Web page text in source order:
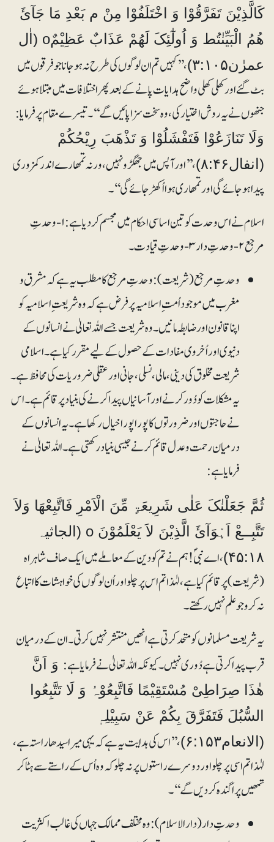
کَالَّذِیْنَ تَفَرَّقُوْا وَ اخْتَلَفُوْا مِنْ م بَعْدِ مَا جَآئَ
ھُمُ الْبَیِّنٰتُط وَ اُولٰٓئِکَ لَھُمْ عَذَابٌ عَظِیْمٌo (اٰل
عمرٰن۳:۱۰۵)
، ’’کہیں تم ان لوگوں کی طرح نہ ہوجانا جو فرقوں میں
بٹ گئے اور کھلی کھلی واضح ہدایات پانے کے بعد پھر اختلافات میں مبتلا ہوئے
جنھوں نے یہ روش اختیار کی، وہ سخت سزا پائیں گے‘‘۔تیسرے مقام پر فرمایا:
وَلَا تَنَازَعُوْا فَتَفْشَلُوْا وَ تَذْھَبَ رِیْحُکُمْ
(انفال۸:۴۶)
، ’’اور آپس میں جھگڑو نہیں، ورنہ تمھارے اندر کمزوری
پیدا ہوجائے گی اور تمھاری ہوا اُکھڑ جائے گی‘‘۔
اسلام نے اس وحدت کو تین اساسی احکام میں مجسم کردیا ہے: ۱- وحدتِ
مرجع ۲- وحدتِ دار ۳-وحدتِ قیادت۔
وحدتِ مرجع (شریعت): وحدتِ مرجع کا مطلب یہ ہے کہ مشرق و
مغرب میں موجود اُمت ِ اسلامیہ پر فرض ہے کہ وہ شریعت ِ اسلامیہ کو
اپنا قانون اور ضابطہ مانیں۔ وہ شریعت جسے اللہ تعالیٰ نے انسانوں کے
دنیوی اور اُخروی مفادات کے حصول کے لیے مقرر کیا ہے۔ اسلامی
شریعت مخلوق کی دینی، مالی، نسلی، جانی اور عقلی ضروریات کی محافظ ہے۔
یہ مشکلات کو دُور کرنے اور آسانیاں پیدا کرنے کی بنیاد پر قائم ہے۔ اس
نے حاجتوں اور ضرورتوں کا پورا پورا خیال رکھا ہے۔ یہ انسانوں کے
درمیان رحمت و عدل قائم کرنے جیسی بنیاد رکھتی ہے۔ اللہ تعالیٰ نے
فرمایا ہے:
ثُمَّ جَعَلْنٰکَ عَلٰی شَرِیعَۃٍ مِّنَ الْاَمْرِ فَاتَّبِعْھَا وَلاَ
تَتَّبِــعْ اَہْوَآئَ الَّذِیْنَ لاَ یَعْلَمُوْنَ o (الجاثیہ
۴۵:۱۸) ، اے نبیؐ! ہم نے تم کو دین کے معاملے میں ایک صاف شاہراہ
(شریعت) پر قائم کیا ہے، لہٰذا تم اس پر چلو اور اُن لوگوں کی خواہشات کا اتباع
نہ کرو جو علم نہیں رکھتے۔
یہ شریعت مسلمانوں کو متحد کرتی ہے انھیں منتشر نہیں کرتی۔ ان کے درمیان
قرب پیدا کرتی ہے دُوری نہیں۔ کیونکہ اللہ تعالیٰ نے فرمایا ہے:وَ اَنَّ
ھٰذَا صِرَاطِیْ مُسْتَقِیْمًا فَاتَّبِعُوْہُ وَ لَا تَتَّبِعُوا
السُّبُلَ فَتَفَرَّقَ بِکُمْ عَنْ سَبِیْلِہٖ
(الانعام۶:۱۵۳)
، ’’اس کی ہدایت یہ ہے کہ یہی میرا سیدھا راستہ ہے،
لہٰذا تم اسی پر چلو اور دوسرے راستوں پر نہ چلو کہ وہ اُس کے راستے سے ہٹا کر
تمھیں پراگندہ کردیں گے‘‘۔
وحدتِ دار(دارالاسلام): وہ مختلف ممالک جہاں کی غالب اکثریت